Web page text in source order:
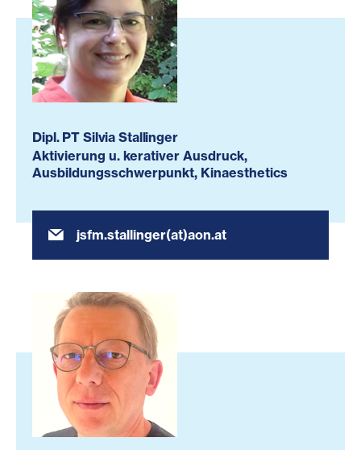
Dipl. PT Silvia Stallinger
Aktivierung u. kerativer Ausdruck,
Ausbildungsschwerpunkt, Kinaesthetics
jsfm.stallinger(at)aon.at